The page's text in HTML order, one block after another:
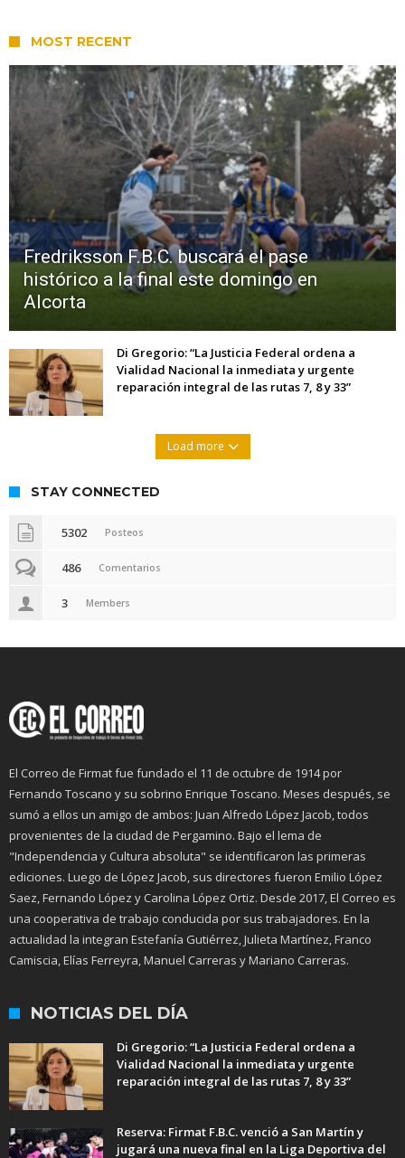
MOST RECENT
Fredriksson F.B.C. buscará el pase
histórico a la final este domingo en
Alcorta
Di Gregorio: “La Justicia Federal ordena a
Vialidad Nacional la inmediata y urgente
reparación integral de las rutas 7, 8 y 33”
Load more
STAY CONNECTED
5302 Posteos
486 Comentarios
3 Members
El Correo de Firmat fue fundado el 11 de octubre de 1914 por
Fernando Toscano y su sobrino Enrique Toscano. Meses después, se
sumó a ellos un amigo de ambos: Juan Alfredo López Jacob, todos
provenientes de la ciudad de Pergamino. Bajo el lema de
"Independencia y Cultura absoluta" se identificaron las primeras
ediciones. Luego de López Jacob, sus directores fueron Emilio López
Saez, Fernando López y Carolina López Ortiz. Desde 2017, El Correo es
una cooperativa de trabajo conducida por sus trabajadores. En la
actualidad la integran Estefanía Gutiérrez, Julieta Martínez, Franco
Camiscia, Elías Ferreyra, Manuel Carreras y Mariano Carreras.
NOTICIAS DEL DÍA
Di Gregorio: “La Justicia Federal ordena a
Vialidad Nacional la inmediata y urgente
reparación integral de las rutas 7, 8 y 33”
Reserva: Firmat F.B.C. venció a San Martín y
jugará una nueva final en la Liga Deportiva del